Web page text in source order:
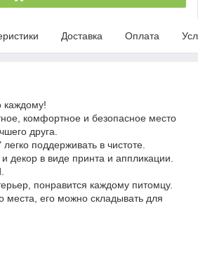
Доставка Оплата
комфортное и безопасное место
друга.
поддерживать в чистоте.
декор в виде принта и аппликации.
понравится каждому питомцу.
места, его можно складывать для